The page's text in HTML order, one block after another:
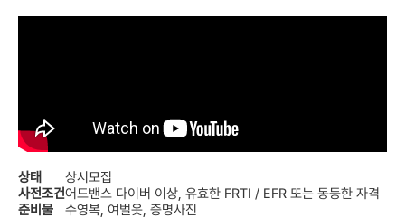
상태
상시모집
사전조건어드밴스 다이버 이상, 유효한 FRTI / EFR 또는 동등한 자격
준비물
수영복, 여벌옷, 증명사진